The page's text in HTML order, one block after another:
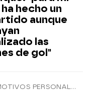
hecho un
aunque
las
de gol"
EL EXENTRENADOR SE VA POR MOTIVOS PERSONALES